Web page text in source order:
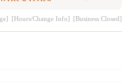
[Hours/Change Info] [Business Closed]